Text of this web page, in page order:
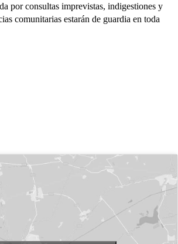
por consultas imprevistas, indigestiones y
comunitarias estarán de guardia en toda